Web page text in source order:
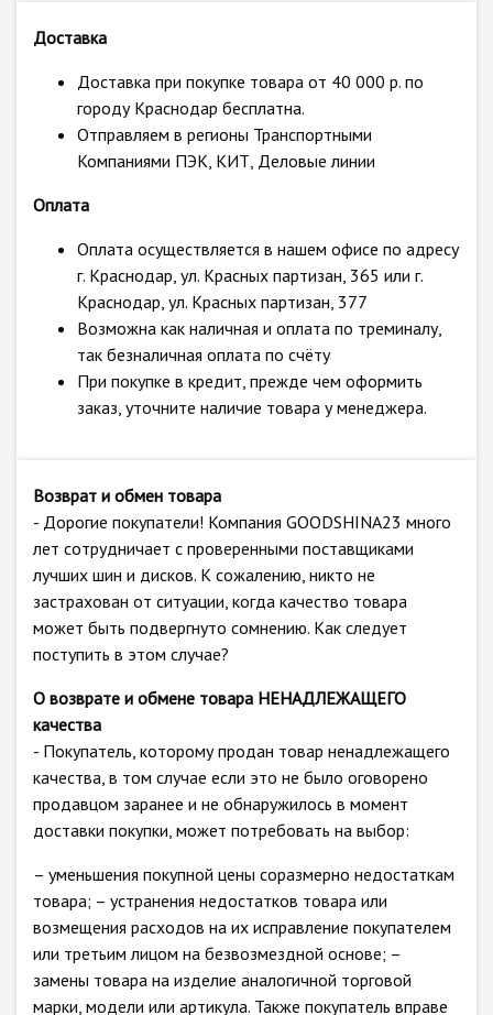
Доставка
Доставка при покупке товара от 40 000 р. по
городу Краснодар бесплатна.
Отправляем в регионы Транспортными
Компаниями ПЭК, КИТ, Деловые линии
Оплата
Оплата осуществляется в нашем офисе по адресу
г. Краснодар, ул. Красных партизан, 365 или г.
Краснодар, ул. Красных партизан, 377
Возможна как наличная и оплата по треминалу,
так безналичная оплата по счёту
При покупке в кредит, прежде чем оформить
заказ, уточните наличие товара у менеджера.
Возврат и обмен товара
- Дорогие покупатели! Компания GOODSHINA23 много
лет сотрудничает с проверенными поставщиками
лучших шин и дисков. К сожалению, никто не
застрахован от ситуации, когда качество товара
может быть подвергнуто сомнению. Как следует
поступить в этом случае?
О возврате и обмене товара НЕНАДЛЕЖАЩЕГО
качества
- Покупатель, которому продан товар ненадлежащего
качества, в том случае если это не было оговорено
продавцом заранее и не обнаружилось в момент
доставки покупки, может потребовать на выбор:
– уменьшения покупной цены соразмерно недостаткам
товара; – устранения недостатков товара или
возмещения расходов на их исправление покупателем
или третьим лицом на безвозмездной основе; –
замены товара на изделие аналогичной торговой
марки, модели или артикула. Также покупатель вправе